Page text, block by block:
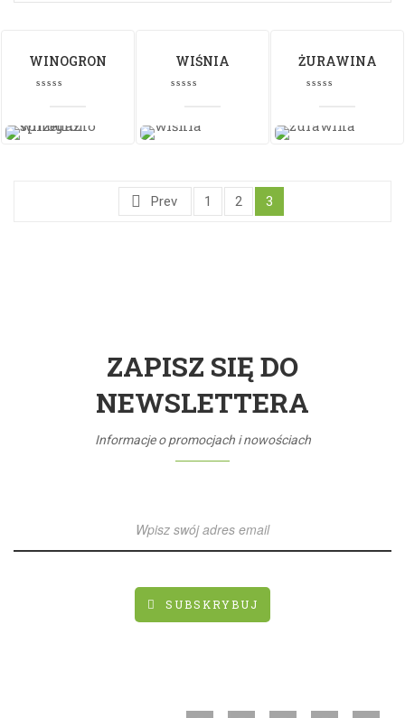
WINOGRON WIŚNIA ŻURAWINA
Prev 1 2 3
ZAPISZ SIĘ DO
NEWSLETTERA
Informacje o promocjach i nowościach
SUBSKRYBUJ